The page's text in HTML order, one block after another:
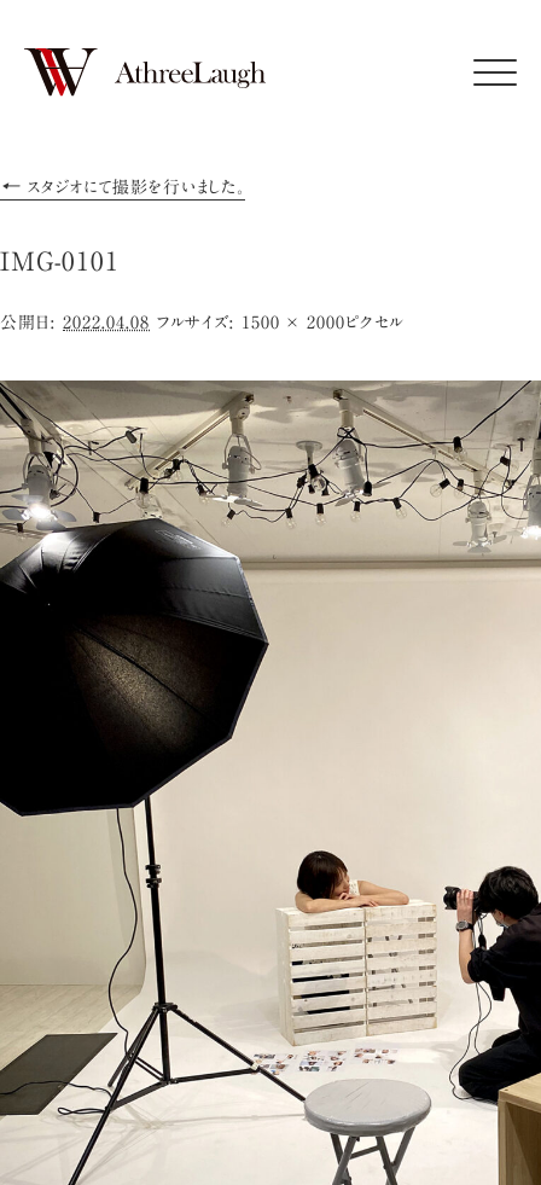
Click
← スタジオにて撮影を行いました。
IMG-0101
公開日: 2022.04.08 フルサイズ: 1500 × 2000ピクセル